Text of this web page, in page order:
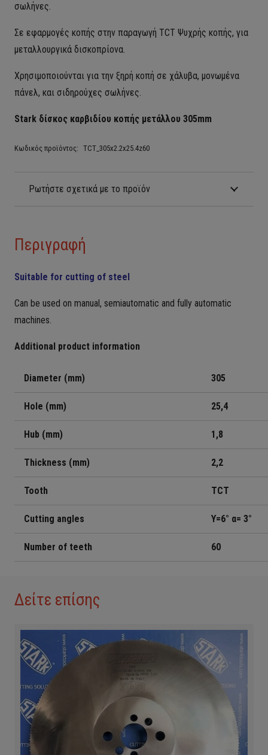
σωλήνες.
Σε εφαρμογές κοπής στην παραγωγή TCT Ψυχρής κοπής, για
μεταλλουργικά δισκοπρίονα.
Χρησιμοποιούνται για την ξηρή κοπή σε χάλυβα, μονωμένα
πάνελ, και σιδηρούχες σωλήνες.
Stark δίσκος καρβιδίου κοπής μετάλλου 305mm
Κωδικός προϊόντος: TCT_305x2.2x25.4z60
Ρωτήστε σχετικά με το προϊόν
Περιγραφή
Suitable for cutting of steel
Can be used on manual, semiautomatic and fully automatic
machines.
Additional product information
Diameter (mm) 305
Hole (mm) 25,4
Hub (mm) 1,8
Thickness (mm) 2,2
Tooth TCT
Cutting angles ϒ=6° α= 3°
Number of teeth 60
Δείτε επίσης